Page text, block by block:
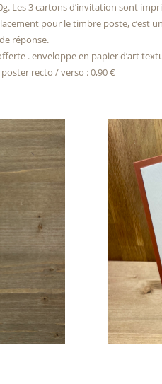
Les 3 cartons d’invitation sont
pour le timbre poste, c’est
réponse.
. enveloppe en papier d’art
recto / verso : 0,90 €